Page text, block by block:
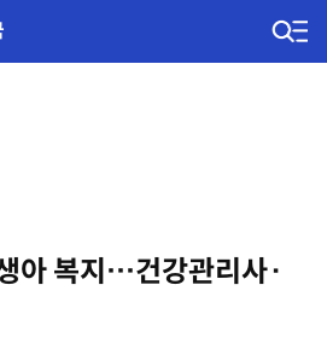
아 복지…건강관리사·